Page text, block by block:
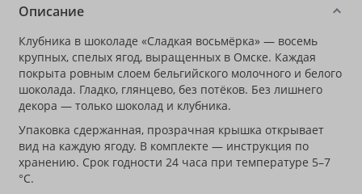
Описание
Клубника в шоколаде «Сладкая восьмёрка» — восемь
крупных, спелых ягод, выращенных в Омске. Каждая
покрыта ровным слоем бельгийского молочного и белого
шоколада. Гладко, глянцево, без потёков. Без лишнего
декора — только шоколад и клубника.
Упаковка сдержанная, прозрачная крышка открывает
вид на каждую ягоду. В комплекте — инструкция по
хранению. Срок годности 24 часа при температуре 5–7
°C.